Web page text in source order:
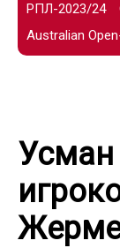
РПЛ-2023/24
Australian
Усман